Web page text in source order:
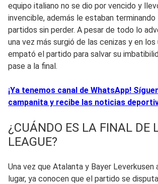
equipo italiano no se dio por vencido y
invencible, además le estaban terminando
partidos sin perder. A pesar de todo lo
una vez más surgió de las cenizas y en
empató el partido para salvar su
pase a la final.
¡Ya tenemos canal de WhatsApp!
campanita y recibe las noticias
¿CUÁNDO ES LA FINAL DE
LEAGUE?
Una vez que Atalanta y Bayer Leverkusen
lugar, ya conocen que el partido se